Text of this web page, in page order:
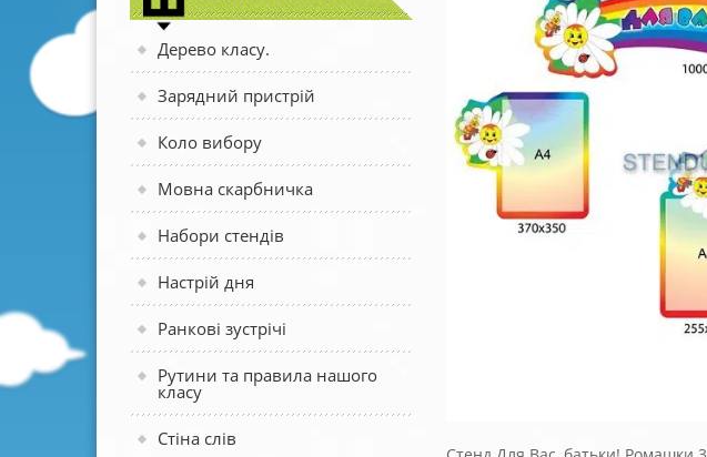
Дерево класу.
Зарядний пристрій
Коло вибору
Мовна скарбничка
Набори стендів
Настрій дня
Ранкові зустрічі
Рутини та правила нашого
класу
Стіна слів